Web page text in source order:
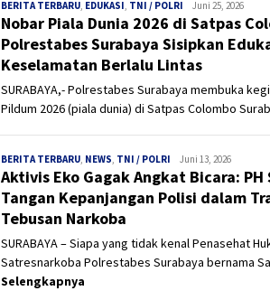
BERITA TERBARU, EDUKASI, TNI / POLRI Panjinusantara
Juni 25, 2026
Nobar Piala Dunia 2026 di Satpas
Polrestabes Surabaya Sisipkan
Keselamatan Berlalu Lintas
SURABAYA,- Polrestabes Surabaya membuka
Pildum 2026 (piala dunia) di Satpas Colombo
BERITA TERBARU, NEWS, TNI / POLRI Panjinusantara
Juni 13, 2026
Aktivis Eko Gagak Angkat Bicara: PH
Tangan Kepanjangan Polisi dalam
Tebusan Narkoba
SURABAYA – Siapa yang tidak kenal Penasehat
Satresnarkoba Polrestabes Surabaya bernama
Selengkapnya